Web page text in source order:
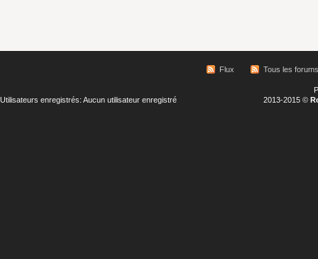
Flux Tous les forums
Utilisateurs enregistrés: Aucun utilisateur enregistré
2013-2015 ©